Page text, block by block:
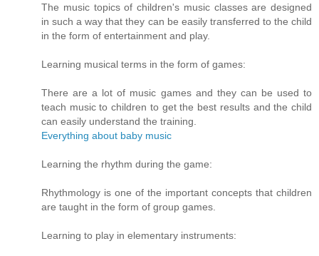
The music topics of children's music classes are designed
in such a way that they can be easily transferred to the child
in the form of entertainment and play.
Learning musical terms in the form of games:
There are a lot of music games and they can be used to
teach music to children to get the best results and the child
can easily understand the training.
Everything about baby music
Learning the rhythm during the game:
Rhythmology is one of the important concepts that children
are taught in the form of group games.
Learning to play in elementary instruments: